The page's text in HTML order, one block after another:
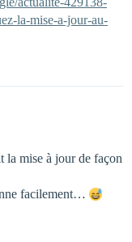
la-mise-a-jour-au-
la mise à jour de façon
facilement…